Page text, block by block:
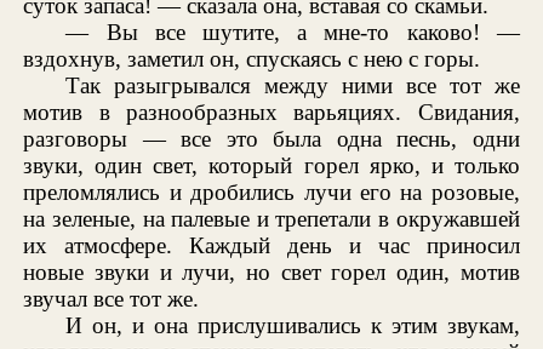
суток запаса! — сказала она, вставая со скамьи.
— Вы все шутите, а мне-то каково! —
вздохнув, заметил он, спускаясь с нею с горы.
Так разыгрывался между ними все тот же
мотив в разнообразных варьяциях. Свидания,
разговоры — все это была одна песнь, одни
звуки, один свет, который горел ярко, и только
преломлялись и дробились лучи его на розовые,
на зеленые, на палевые и трепетали в окружавшей
их атмосфере. Каждый день и час приносил
новые звуки и лучи, но свет горел один, мотив
звучал все тот же.
И он, и она прислушивались к этим звукам,